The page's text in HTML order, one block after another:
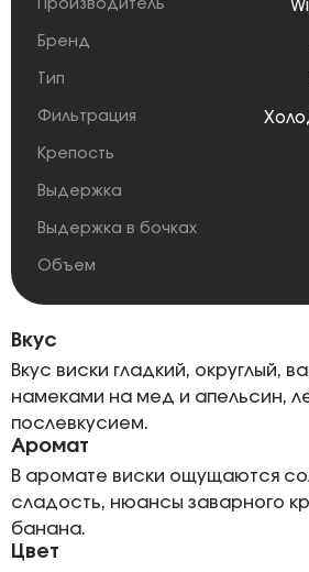
Производитель
Бренд
Тип
Фильтрация
Крепость
Выдержка
Выдержка в бочках
Объем
Вкус
Вкус виски гладкий, округлый,
намеками на мед и апельсин,
послевкусием.
Аромат
В аромате виски ощущаются
сладость, нюансы заварного
банана.
Цвет